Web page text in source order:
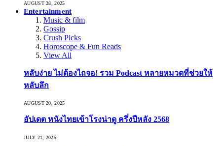
AUGUST 28, 2025
Entertainment
Music & film
Gossip
Crush Picks
Horoscope & Fun Reads
View All
หลับง่าย ไม่ต้องไถจอ! รวม Podcast หลายหมวดที่ช่วยให้
หลับลึก
AUGUST 20, 2025
อัปเดต หนังไทยเข้าโรงน่าดู ครึ่งปีหลัง 2568
JULY 21, 2025